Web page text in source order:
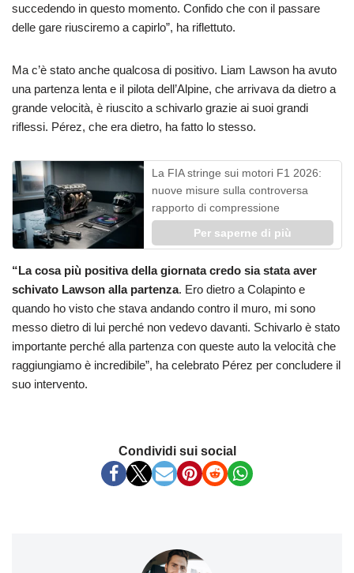
succedendo in questo momento. Confido che con il passare
delle gare riusciremo a capirlo”, ha riflettuto.
Ma c’è stato anche qualcosa di positivo. Liam Lawson ha avuto
una partenza lenta e il pilota dell’Alpine, che arrivava da dietro a
grande velocità, è riuscito a schivarlo grazie ai suoi grandi
riflessi. Pérez, che era dietro, ha fatto lo stesso.
La FIA stringe sui motori F1 2026:
nuove misure sulla controversa
rapporto di compressione
Per saperne di più
“La cosa più positiva della giornata credo sia stata aver
schivato Lawson alla partenza. Ero dietro a Colapinto e
quando ho visto che stava andando contro il muro, mi sono
messo dietro di lui perché non vedevo davanti. Schivarlo è stato
importante perché alla partenza con queste auto la velocità che
raggiungiamo è incredibile”, ha celebrato Pérez per concludere il
suo intervento.
Condividi sui social